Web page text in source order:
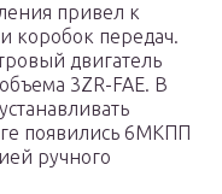
привел к
коробок передач.
двигатель
3ZR-FAE. В
появились 6МКПП
ручного